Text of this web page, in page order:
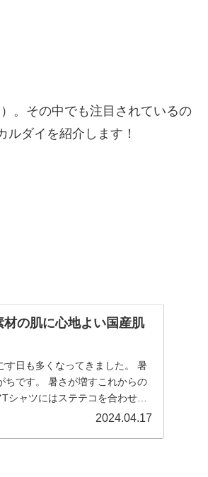
。その中でも注目されているの
ルダイを紹介します！
の肌に心地よい国産肌
す日も多くなってきました。 暑
ちです。 暑さが増すこれからの
ャツにはステテコを合わせる
2024.04.17